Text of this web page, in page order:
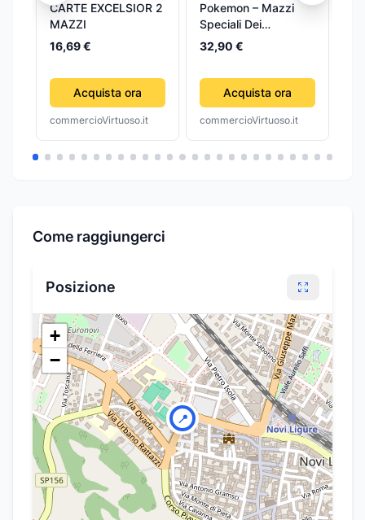
CARTE EXCELSIOR 2
MAZZI
16,69 €
Acquista ora
commercioVirtuoso.it
Pokemon – Mazzi
Speciali Dei
Campionati Mondiali
Box da 8 Mazzi
32,90 €
Acquista ora
commercioVirtuoso.it
Come raggiungerci
Posizione
📍
+
−